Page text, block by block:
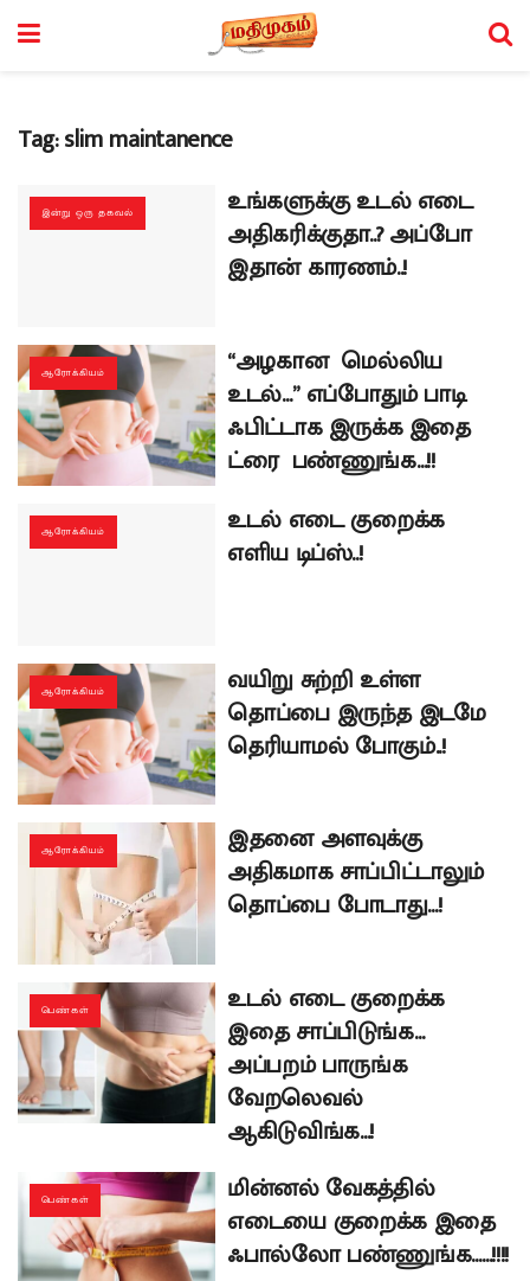
Tag:slim maintanence
இன்று ஒரு தகவல்
உங்களுக்கு உடல் எடை
அதிகரிக்குதா..? அப்போ
இதான் காரணம்..!
ஆரோக்கியம்
“அழகான மெல்லிய
உடல்…” எப்போதும் பாடி
ஃபிட்டாக இருக்க இதை
ட்ரை பண்ணுங்க…!!
ஆரோக்கியம்
உடல் எடை குறைக்க
எளிய டிப்ஸ்..!
ஆரோக்கியம்
வயிறு சுற்றி உள்ள
தொப்பை இருந்த இடமே
தெரியாமல் போகும்..!
ஆரோக்கியம்
இதனை அளவுக்கு
அதிகமாக சாப்பிட்டாலும்
தொப்பை போடாது…!
பெண்கள்
உடல் எடை குறைக்க
இதை சாப்பிடுங்க…
அப்பறம் பாருங்க
வேறலெவல்
ஆகிடுவிங்க…!
பெண்கள்
மின்னல் வேகத்தில்
எடையை குறைக்க இதை
ஃபால்லோ பண்ணுங்க……!!!!